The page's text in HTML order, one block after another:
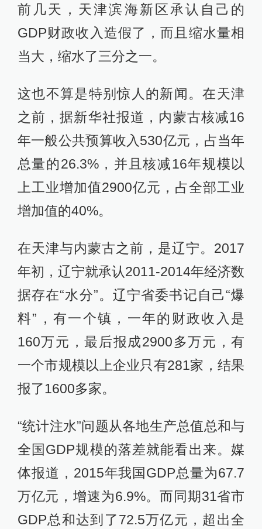
前几天，天津滨海新区承认自己的
GDP财政收入造假了，而且缩水量相
当大，缩水了三分之一。
这也不算是特别惊人的新闻。在天津
之前，据新华社报道，内蒙古核减16
年一般公共预算收入530亿元，占当年
总量的26.3%，并且核减16年规模以
上工业增加值2900亿元，占全部工业
增加值的40%。
在天津与内蒙古之前，是辽宁。2017
年初，辽宁就承认2011-2014年经济数
据存在“水分”。辽宁省委书记自己“爆
料”，有一个镇，一年的财政收入是
160万元，最后报成2900多万元，有
一个市规模以上企业只有281家，结果
报了1600多家。
“统计注水”问题从各地生产总值总和与
全国GDP规模的落差就能看出来。媒
体报道，2015年我国GDP总量为67.7
万亿元，增速为6.9%。而同期31省市
GDP总和达到了72.5万亿元，超出全